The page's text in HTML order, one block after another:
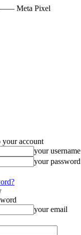
Meta Pixel
account
your username
your password
your email